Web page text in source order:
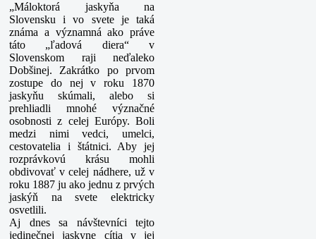
„Máloktorá jaskyňa na
Slovensku i vo svete je taká
známa a významná ako práve
táto „ľadová diera“ v
Slovenskom raji neďaleko
Dobšinej. Zakrátko po prvom
zostupe do nej v roku 1870
jaskyňu skúmali, alebo si
prehliadli mnohé význačné
osobnosti z celej Európy. Boli
medzi nimi vedci, umelci,
cestovatelia i štátnici. Aby jej
rozprávkovú krásu mohli
obdivovať v celej nádhere, už v
roku 1887 ju ako jednu z prvých
jaskýň na svete elektricky
osvetlili.
Aj dnes sa návštevníci tejto
jedinečnej jaskyne cítia v jej